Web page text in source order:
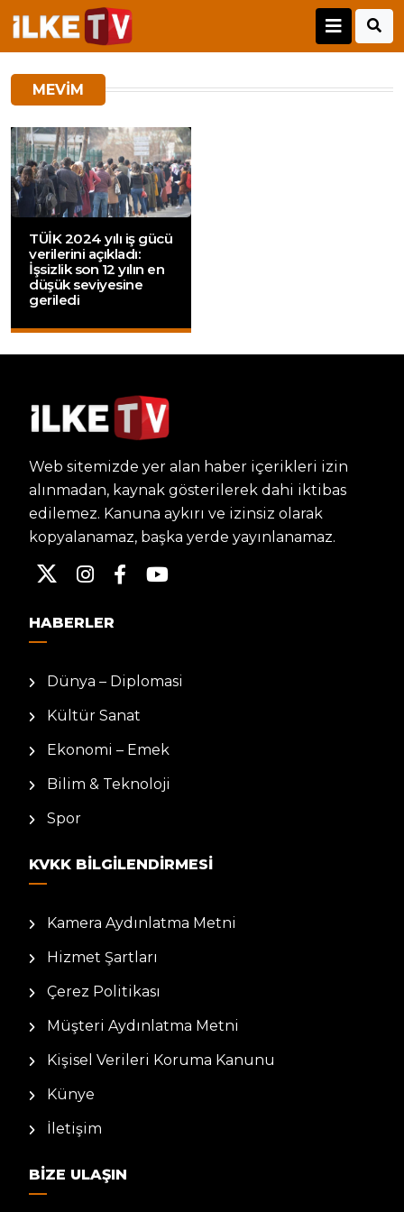
MEVIM
TÜİK 2024 yılı iş gücü
verilerini açıkladı:
İşsizlik son 12 yılın en
düşük seviyesine
geriledi
Web sitemizde yer alan haber içerikleri izin
alınmadan, kaynak gösterilerek dahi iktibas
edilemez. Kanuna aykırı ve izinsiz olarak
kopyalanamaz, başka yerde yayınlanamaz.
HABERLER
Dünya – Diplomasi
Kültür Sanat
Ekonomi – Emek
Bilim & Teknoloji
Spor
KVKK BILGILENDIRMESI
Kamera Aydınlatma Metni
Hizmet Şartları
Çerez Politikası
Müşteri Aydınlatma Metni
Kişisel Verileri Koruma Kanunu
Künye
İletişim
BIZE ULAŞIN